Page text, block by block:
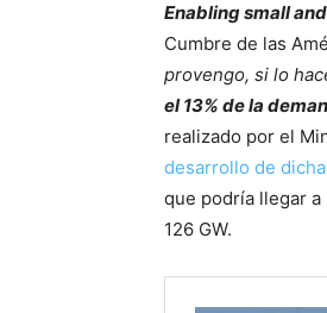
Enabling small
Cumbre de las
provengo, si lo
el 13% de la
realizado por el
desarrollo de
que podría llegar
126 GW.